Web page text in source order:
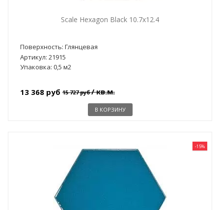
Scale Hexagon Black 10.7x12.4
Поверхность: Глянцевая
Артикул: 21915
Упаковка: 0,5 м2
13 368 руб 15 727 руб/ кв.м.
В КОРЗИНУ
-15%